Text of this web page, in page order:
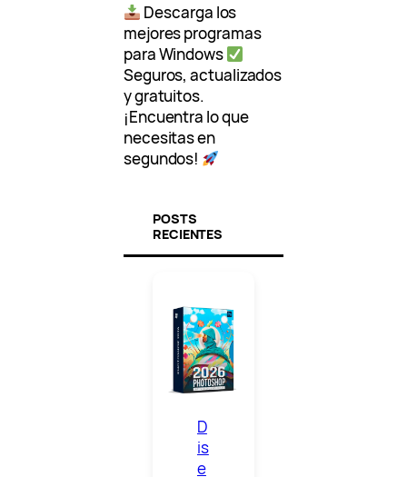
Descarga los
mejores programas
para Windows
Seguros, actualizados
y gratuitos.
¡Encuentra lo que
necesitas en
segundos!
POSTS
RECIENTES
D
is
e